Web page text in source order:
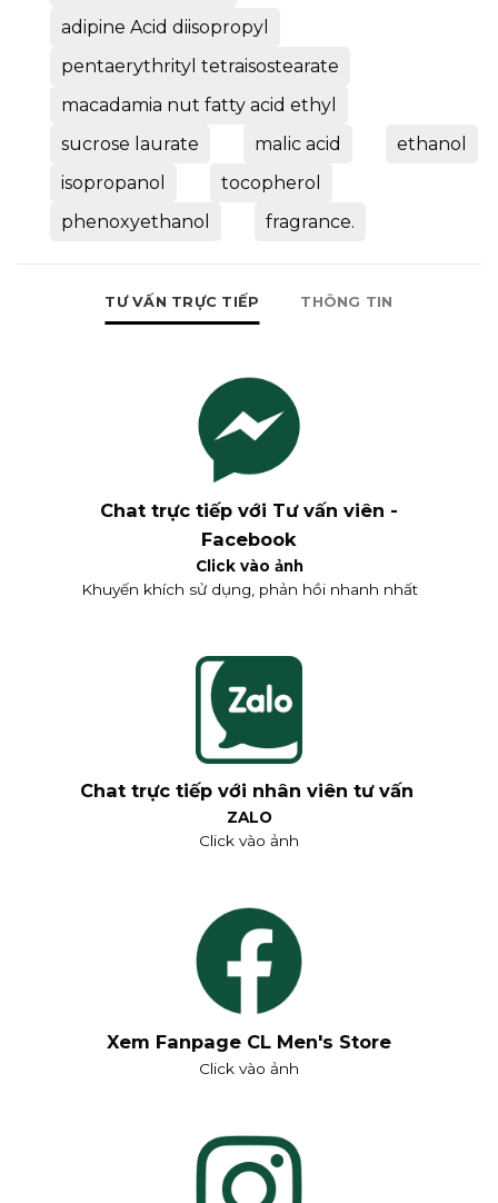
adipine Acid diisopropyl
pentaerythrityl tetraisostearate
macadamia nut fatty acid ethyl
sucrose laurate
malic acid
ethanol
isopropanol
tocopherol
phenoxyethanol
fragrance.
TƯ VẤN TRỰC TIẾP THÔNG TIN
Chat trực tiếp với Tư vấn viên -
Facebook
Click vào ảnh
Khuyến khích sử dụng, phản hồi nhanh nhất
Chat trực tiếp với nhân viên tư vấn
ZALO
Click vào ảnh
Xem Fanpage CL Men's Store
Click vào ảnh